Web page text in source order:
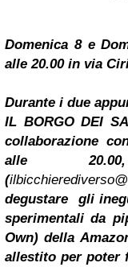
Domenica 8 e
alle 20.00 in via
Durante i due
IL BORGO DEI
collaborazione
alle
(
degustare gli
sperimentali da
Own) della
allestito per poter